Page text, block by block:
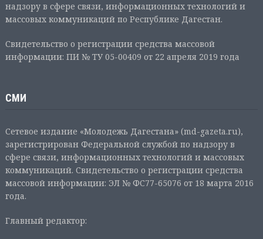
надзору в сфере связи, информационных технологий и
массовых коммуникаций по Республике Дагестан.
Свидетельство о регистрации средства массовой
информации: ПИ № ТУ 05-00409 от 22 апреля 2019 года
СМИ
Сетевое издание «Молодежь Дагестана» (md-gazeta.ru),
зарегистрирован Федеральной службой по надзору в
сфере связи, информационных технологий и массовых
коммуникаций. Свидетельство о регистрации средства
массовой информации: ЭЛ № ФС77-65076 от 18 марта 2016
года.
Главный редактор: